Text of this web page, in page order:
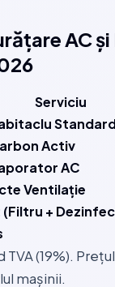
AC
Serviciu
Activ
AC
Ventilație
+
(19%).
mașinii.